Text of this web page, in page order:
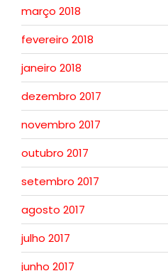
março 2018
fevereiro 2018
janeiro 2018
dezembro 2017
novembro 2017
outubro 2017
setembro 2017
agosto 2017
julho 2017
junho 2017